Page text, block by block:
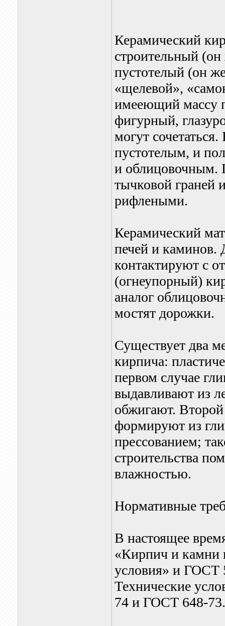
Керамический
строительный
пустотелый (он
«щелевой»,
имееющий массу
фигурный,
могут
пустотелым, и
и облицовочным.
тычковой граней
рифлеными.
Керамический
печей и каминов.
контактируют с
(огнеупорный)
аналог
мостят дорожки.
Существует два
кирпича:
первом случае
выдавливают из
обжигают.
формируют из
прессованием;
строительства
влажностью.
Нормативные
В настоящее
«Кирпич и камни
условия» и ГОСТ
Технические
74 и ГОСТ 648-73.